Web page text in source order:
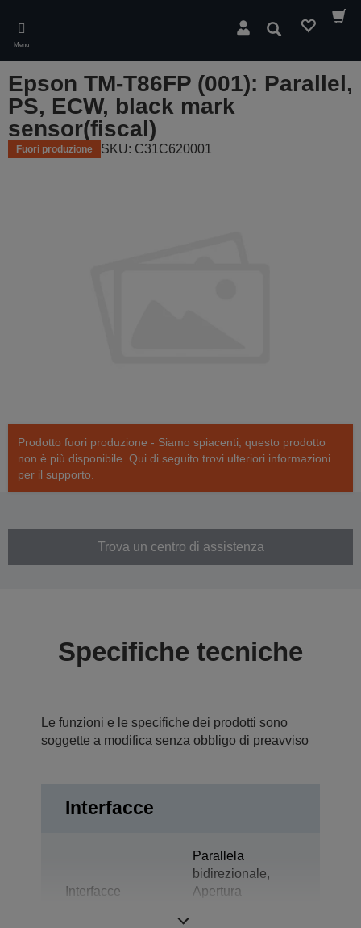
main
content
Menu
Cerca
Epson TM-T86FP (001): Parallel,
PS, ECW, black mark
sensor(fiscal)
Fuori produzione SKU: C31C620001
Prodotto fuori produzione - Siamo spiacenti, questo prodotto
non è più disponibile. Qui di seguito trovi ulteriori informazioni
per il supporto.
Trova un centro di assistenza
Specifiche tecniche
Le funzioni e le specifiche dei prodotti sono
soggette a modifica senza obbligo di preavviso
Interfacce
Interfacce
Parallela
bidirezionale,
Apertura